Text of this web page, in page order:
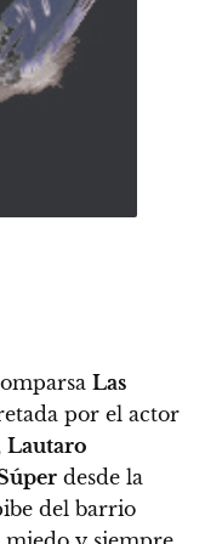
Las
por el actor
Lautaro
desde la
del barrio